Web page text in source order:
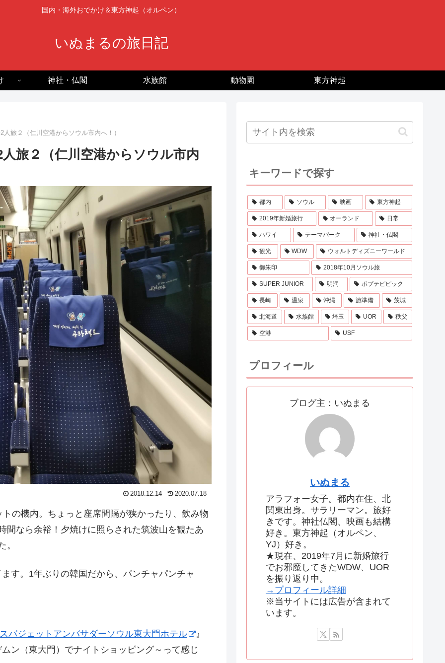
国内・海外おでかけ＆東方神起（オルペン）
いぬまるの旅日記
神社・仏閣 水族館 動物園 東方神起
旅２（仁川空港からソウル市内へ！）
旅２（仁川空港からソウル市内
2018.12.14 2020.07.18
の機内。ちょっと座席間隔が狭かったり、飲み物
間なら余裕！夕焼けに照らされた筑波山を観たあ
。
す。1年ぶりの韓国だから、パンチャパンチャ
バジェットアンバサダーソウル東大門ホテル
』
ン（東大門）でナイトショッピング～って感じ
キーワードで探す
都内 ソウル 映画 東方神起
2019年新婚旅行 オーランド 日常
ハワイ テーマパーク 神社・仏閣
観光 WDW ウォルトディズニーワールド
御朱印 2018年10月ソウル旅
SUPER JUNIOR 明洞 ポプテピピック
長崎 温泉 沖縄 旅準備 茨城
北海道 水族館 埼玉 UOR 秩父
空港 USF
プロフィール
ブログ主：いぬまる
いぬまる
アラフォー女子。都内在住、北
関東出身。サラリーマン。旅好
きです。神社仏閣、映画も結構
好き。東方神起（オルペン、
YJ）好き。
★現在、2019年7月に新婚旅行
でお邪魔してきたWDW、UOR
を振り返り中。
→プロフィール詳細
※当サイトには広告が含まれて
います。